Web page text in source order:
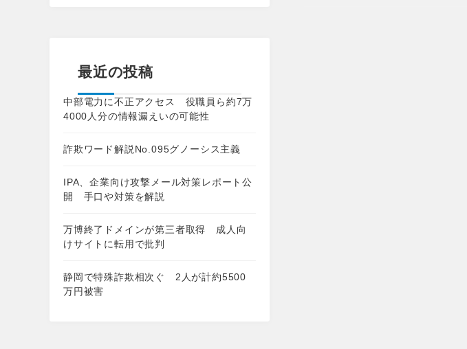
最近の投稿
中部電力に不正アクセス 役職員ら約7万
4000人分の情報漏えいの可能性
詐欺ワード解説No.095グノーシス主義
IPA、企業向け攻撃メール対策レポート公
開 手口や対策を解説
万博終了ドメインが第三者取得 成人向
けサイトに転用で批判
静岡で特殊詐欺相次ぐ 2人が計約5500
万円被害